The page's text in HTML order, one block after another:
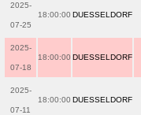
2025-
07-25
18:00:00 DUESSELDORF
2025-
07-18
18:00:00 DUESSELDORF
2025-
07-11
18:00:00 DUESSELDORF